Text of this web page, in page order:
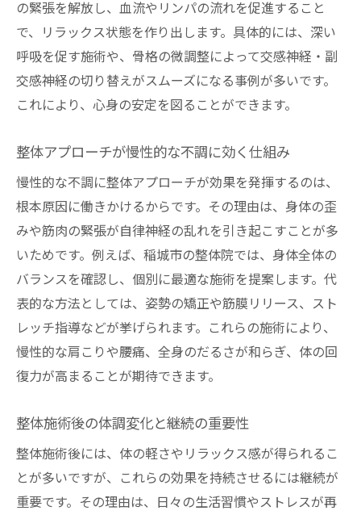
の緊張を解放し、血流やリンパの流れを促進すること
で、リラックス状態を作り出します。具体的には、深い
呼吸を促す施術や、骨格の微調整によって交感神経・副
交感神経の切り替えがスムーズになる事例が多いです。
これにより、心身の安定を図ることができます。
整体アプローチが慢性的な不調に効く仕組み
慢性的な不調に整体アプローチが効果を発揮するのは、
根本原因に働きかけるからです。その理由は、身体の歪
みや筋肉の緊張が自律神経の乱れを引き起こすことが多
いためです。例えば、稲城市の整体院では、身体全体の
バランスを確認し、個別に最適な施術を提案します。代
表的な方法としては、姿勢の矯正や筋膜リリース、スト
レッチ指導などが挙げられます。これらの施術により、
慢性的な肩こりや腰痛、全身のだるさが和らぎ、体の回
復力が高まることが期待できます。
整体施術後の体調変化と継続の重要性
整体施術後には、体の軽さやリラックス感が得られるこ
とが多いですが、これらの効果を持続させるには継続が
重要です。その理由は、日々の生活習慣やストレスが再